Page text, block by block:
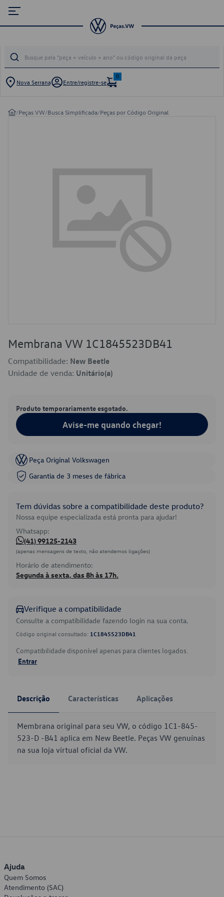
Nova Serrana Entre/registre-se
0
/Peças VW/Busca Simplificada/Peças por Código Original
Membrana VW 1C1845523DB41
Compatibilidade: New Beetle
Unidade de venda: Unitário(a)
Produto temporariamente esgotado.
Avise-me quando chegar!
Peça Original Volkswagen
Garantia de 3 meses de fábrica
Tem dúvidas sobre a compatibilidade deste produto?
Nossa equipe especializada está pronta para ajudar!
Whatsapp:
(41) 99125-2143
(apenas mensagens de texto, não atendemos ligações)
Horário de atendimento:
Segunda à sexta, das 8h às 17h.
Verifique a compatibilidade
Consulte a compatibilidade fazendo login na sua conta.
Código original consultado: 1C1845523DB41
Compatibilidade disponível apenas para clientes logados.
Entrar
Descrição Características Aplicações
Membrana original para seu VW, o código 1C1-845-
523-D -B41 aplica em New Beetle. Peças VW genuínas
na sua loja virtual oficial da VW.
Ajuda
Quem Somos
Atendimento (SAC)